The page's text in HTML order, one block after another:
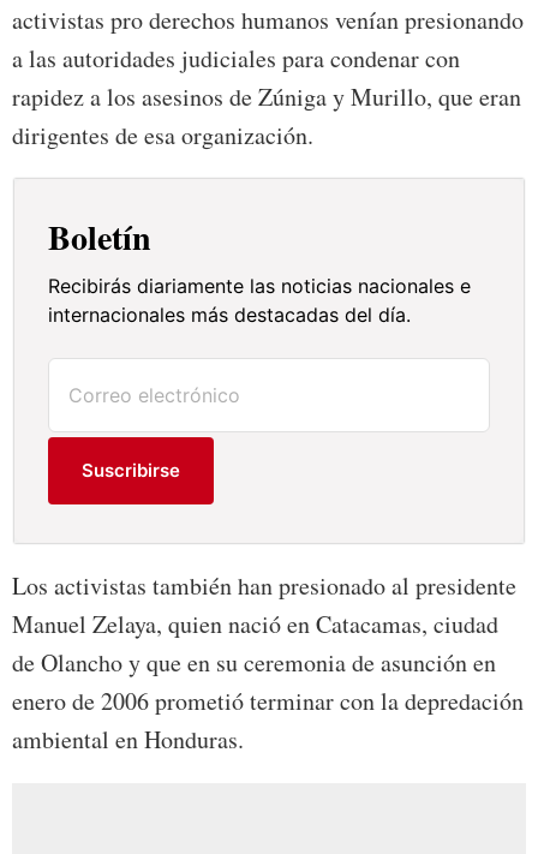
activistas pro derechos humanos venían presionando
a las autoridades judiciales para condenar con
rapidez a los asesinos de Zúniga y Murillo, que eran
dirigentes de esa organización.
Boletín
Recibirás diariamente las noticias nacionales e
internacionales más destacadas del día.
Suscribirse
Los activistas también han presionado al presidente
Manuel Zelaya, quien nació en Catacamas, ciudad
de Olancho y que en su ceremonia de asunción en
enero de 2006 prometió terminar con la depredación
ambiental en Honduras.